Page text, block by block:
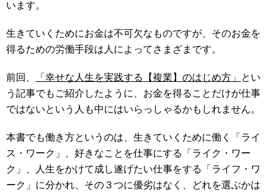
います。
生きていくためにお金は不可欠なものですが、そのお金を
得るための労働手段は人によってさまざまです。
前回、 「幸せな人生を実践する【複業】のはじめ方」
とい
う記事でもご紹介したように、お金を得ることだけが仕事
ではないという人も中にはいらっしゃるかもしれません。
本書でも働き方というのは、生きていくために働く「ライ
ス・ワーク」、好きなことを仕事にする「ライク・ワー
ク」、人生をかけて成し遂げたい仕事をする「ライフ・ワ
ーク」に分かれ、その３つに優劣はなく、どれを選ぶかは